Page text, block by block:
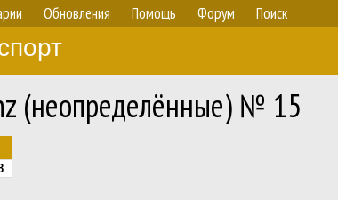
Обновления Помощь Форум Поиск
(неопределённые) № 15